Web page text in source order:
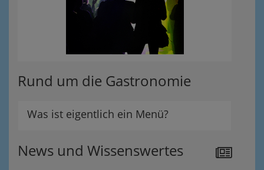
Rund um die Gastronomie
Was ist eigentlich ein Menü?
News und Wissenswertes